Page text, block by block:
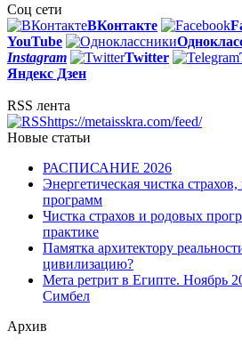
Соц сети
ВКонтакте
YouTube
Instagram
Twitter
Яндекс Дзен
RSS лента
https://metaisskra.com/feed/
Новые статьи
РАСПИСАНИЕ 2026
Энергетическая чистка
программ
Чистка страхов и родовых
практике
Памятка архитектору
цивилизацию?
Мета ретрит в Египте. Ноябрь
Симбел
Архив